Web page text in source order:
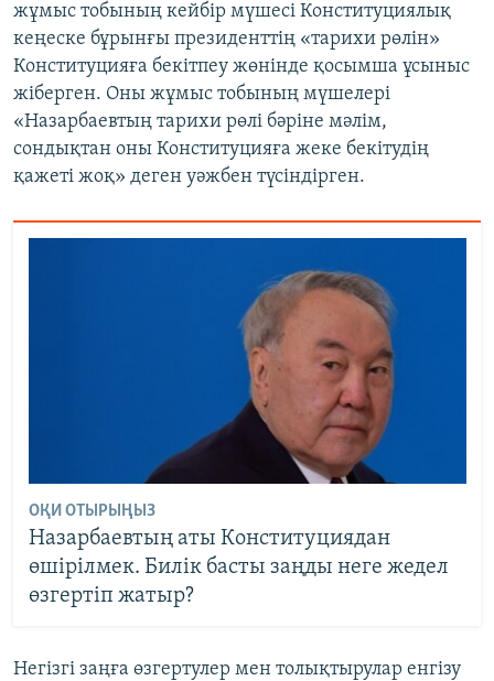
жұмыс тобының кейбір мүшесі Конституциялық
кеңеске бұрынғы президенттің «тарихи рөлін»
Конституцияға бекітпеу жөнінде қосымша ұсыныс
жіберген. Оны жұмыс тобының мүшелері
«Назарбаевтың тарихи рөлі бәріне мәлім,
сондықтан оны Конституцияға жеке бекітудің
қажеті жоқ» деген уәжбен түсіндірген.
ОҚИ ОТЫРЫҢЫЗ
Назарбаевтың аты Конституциядан
өшірілмек. Билік басты заңды неге жедел
өзгертіп жатыр?
Негізгі заңға өзгертулер мен толықтырулар енгізу